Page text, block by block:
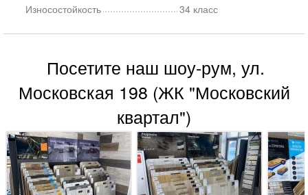
Износостойкость 34 класс
Посетите наш шоу-рум, ул.
Московская 198 (ЖК "Московский
квартал")